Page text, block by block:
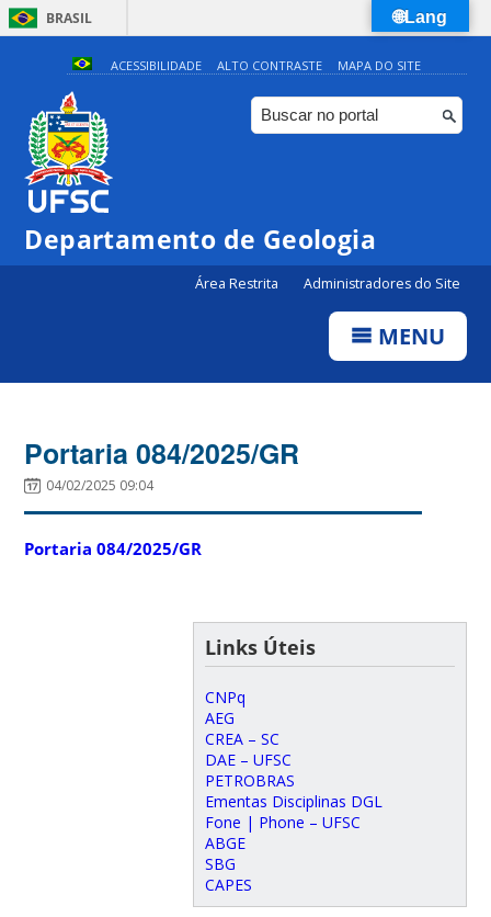
BRASIL
Simplifique!
Comunica BR
Participe
Canais
ACESSIBILIDADE ALTO CONTRASTE MAPA DO SITE
Departamento de Geologia
Área Restrita Administradores do Site
MENU
Portaria 084/2025/GR
04/02/2025 09:04
Portaria 084/2025/GR
Links Úteis
CNPq
AEG
CREA – SC
DAE – UFSC
PETROBRAS
Ementas Disciplinas DGL
Fone | Phone – UFSC
ABGE
SBG
CAPES
🌐Lang